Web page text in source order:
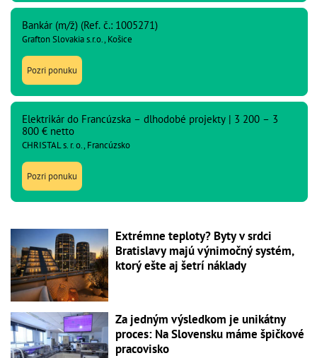
Bankár (m/ž) (Ref. č.: 1005271)
Grafton Slovakia s.r.o., Košice
Pozri ponuku
Elektrikár do Francúzska – dlhodobé projekty | 3 200 – 3
800 € netto
CHRISTAL s. r. o., Francúzsko
Pozri ponuku
Extrémne teploty? Byty v srdci
Bratislavy majú výnimočný systém,
ktorý ešte aj šetrí náklady
Za jedným výsledkom je unikátny
proces: Na Slovensku máme špičkové
pracovisko